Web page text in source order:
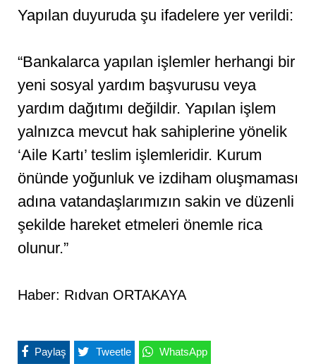
Yapılan duyuruda şu ifadelere yer verildi:
“Bankalarca yapılan işlemler herhangi bir
yeni sosyal yardım başvurusu veya
yardım dağıtımı değildir. Yapılan işlem
yalnızca mevcut hak sahiplerine yönelik
‘Aile Kartı’ teslim işlemleridir. Kurum
önünde yoğunluk ve izdiham oluşmaması
adına vatandaşlarımızın sakin ve düzenli
şekilde hareket etmeleri önemle rica
olunur.”
Haber: Rıdvan ORTAKAYA
Paylaş Tweetle WhatsApp